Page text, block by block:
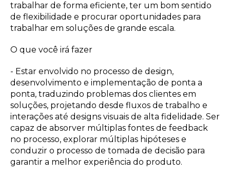
trabalhar de forma eficiente, ter um bom sentido
de flexibilidade e procurar oportunidades para
trabalhar em soluções de grande escala.
O que você irá fazer
- Estar envolvido no processo de design,
desenvolvimento e implementação de ponta a
ponta, traduzindo problemas dos clientes em
soluções, projetando desde fluxos de trabalho e
interações até designs visuais de alta fidelidade. Ser
capaz de absorver múltiplas fontes de feedback
no processo, explorar múltiplas hipóteses e
conduzir o processo de tomada de decisão para
garantir a melhor experiência do produto.